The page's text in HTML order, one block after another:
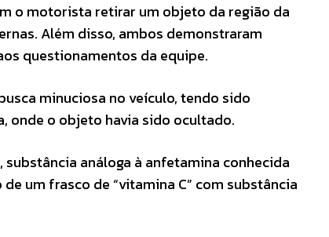
o motorista retirar um objeto da região da
Além disso, ambos demonstraram
questionamentos da equipe.
minuciosa no veículo, tendo sido
onde o objeto havia sido ocultado.
análoga à anfetamina conhecida
um frasco de “vitamina C” com substância